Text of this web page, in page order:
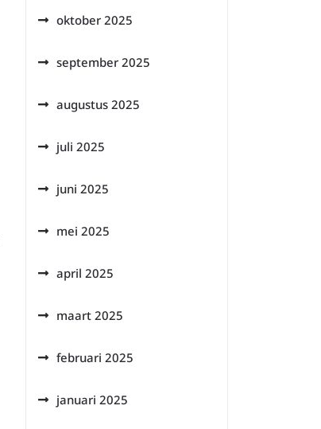
oktober 2025
september 2025
augustus 2025
juli 2025
juni 2025
mei 2025
april 2025
maart 2025
februari 2025
januari 2025